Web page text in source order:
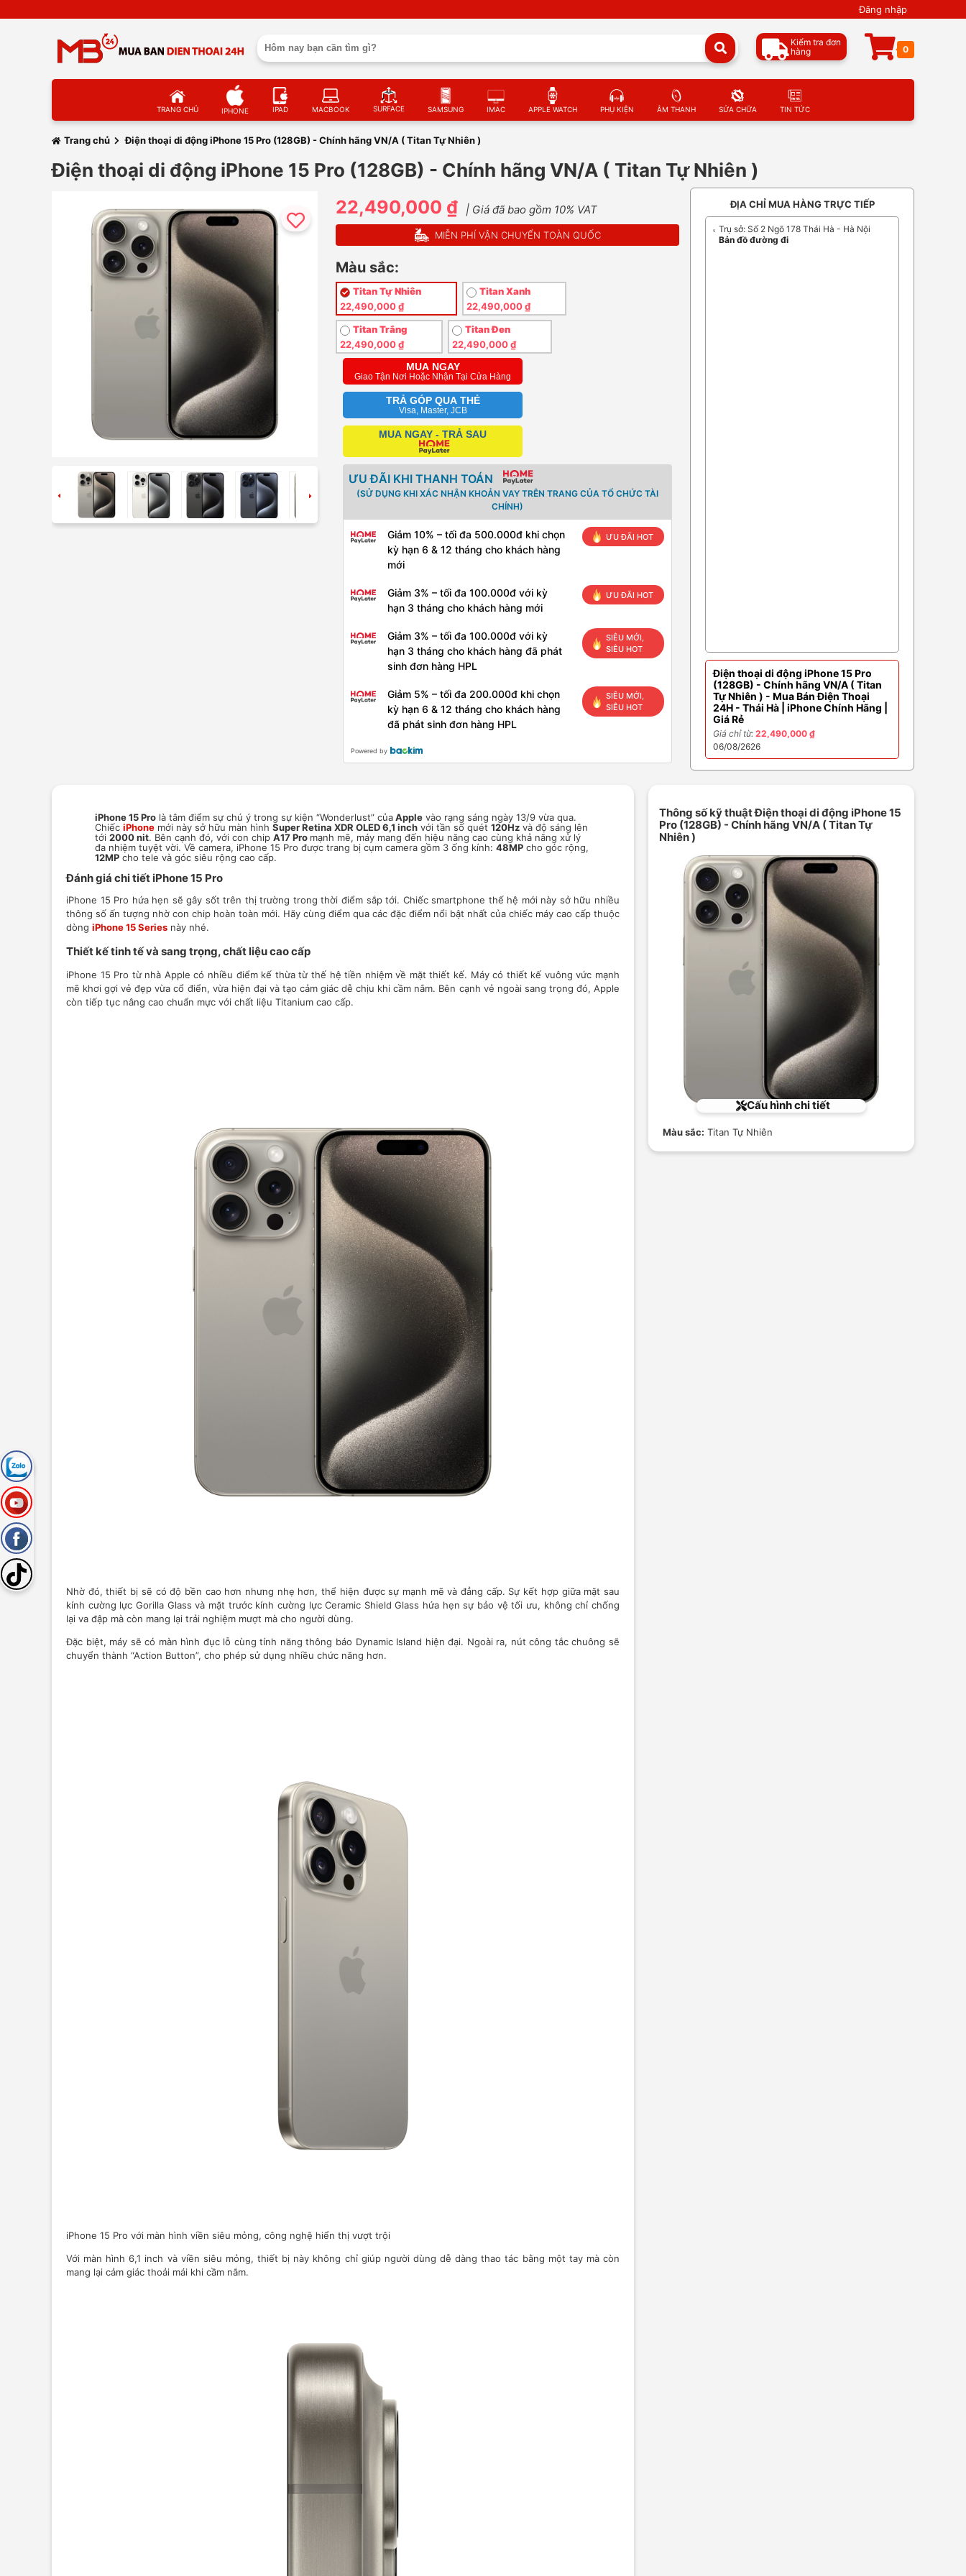
Đăng nhập
Kiểm tra đơn
hàng
0
TRANG CHỦ IPHONE IPAD MACBOOK SURFACE SAMSUNG IMAC APPLE WATCH PHỤ KIỆN ÂM THANH SỬA CHỮA TIN TỨC
Trang chủ Điện thoại di động iPhone 15 Pro (128GB) - Chính hãng VN/A ( Titan Tự Nhiên )
Điện thoại di động iPhone 15 Pro (128GB) - Chính hãng VN/A ( Titan Tự Nhiên )
22,490,000 ₫ | Giá đã bao gồm 10% VAT
MIỄN PHÍ VẬN CHUYỂN TOÀN QUỐC
Màu sắc:
Titan Tự Nhiên
22,490,000 ₫
Titan Xanh
22,490,000 ₫
Titan Trắng
22,490,000 ₫
Titan Đen
22,490,000 ₫
MUA NGAY
Giao Tận Nơi Hoặc Nhận Tại Cửa Hàng
TRẢ GÓP QUA THẺ
Visa, Master, JCB
MUA NGAY - TRẢ SAU
ƯU ĐÃI KHI THANH TOÁN
(SỬ DỤNG KHI XÁC NHẬN KHOẢN VAY TRÊN TRANG CỦA TỔ CHỨC TÀI
CHÍNH)
Giảm 10% – tối đa 500.000đ khi chọn
kỳ hạn 6 & 12 tháng cho khách hàng
mới
ƯU ĐÃI HOT
Giảm 3% – tối đa 100.000đ với kỳ
hạn 3 tháng cho khách hàng mới
ƯU ĐÃI HOT
Giảm 3% – tối đa 100.000đ với kỳ
hạn 3 tháng cho khách hàng đã phát
sinh đơn hàng HPL
SIÊU MỚI,
SIÊU HOT
Giảm 5% – tối đa 200.000đ khi chọn
kỳ hạn 6 & 12 tháng cho khách hàng
đã phát sinh đơn hàng HPL
SIÊU MỚI,
SIÊU HOT
Powered by
ĐỊA CHỈ MUA HÀNG TRỰC TIẾP
Trụ sở: Số 2 Ngõ 178 Thái Hà - Hà Nội
Bản đồ đường đi
Điện thoại di động iPhone 15 Pro
(128GB) - Chính hãng VN/A ( Titan
Tự Nhiên ) - Mua Bán Điện Thoại
24H - Thái Hà | iPhone Chính Hãng |
Giá Rẻ
Giá chỉ từ: 22,490,000 ₫
06/08/2626
iPhone 15 Pro là tâm điểm sự chú ý trong sự kiện “Wonderlust” củaApple vào rạng sáng ngày 13/9 vừa qua.
Chiếc iPhone mới này sở hữu màn hình Super Retina XDR OLED 6,1 inch với tần số quét 120Hz và độ sáng lên
tới 2000 nit. Bên cạnh đó, với con chip A17 Pro mạnh mẽ, máy mang đến hiệu năng cao cùng khả năng xử lý
đa nhiệm tuyệt vời. Về camera, iPhone 15 Pro được trang bị cụm camera gồm 3 ống kính: 48MP cho góc rộng,
12MP cho tele và góc siêu rộng cao cấp.
Đánh giá chi tiết iPhone 15 Pro
iPhone 15 Pro hứa hẹn sẽ gây sốt trên thị trường trong thời điểm sắp tới. Chiếc smartphone thế hệ mới này sở hữu nhiều
thông số ấn tượng nhờ con chip hoàn toàn mới. Hãy cùng điểm qua các đặc điểm nổi bật nhất của chiếc máy cao cấp thuộc
dòng iPhone 15 Series này nhé.
Thiết kế tinh tế và sang trọng, chất liệu cao cấp
iPhone 15 Pro từ nhà Apple có nhiều điểm kế thừa từ thế hệ tiền nhiệm về mặt thiết kế. Máy có thiết kế vuông vức mạnh
mẽ khơi gợi vẻ đẹp vừa cổ điển, vừa hiện đại và tạo cảm giác dễ chịu khi cầm nắm. Bên cạnh vẻ ngoài sang trọng đó, Apple
còn tiếp tục nâng cao chuẩn mực với chất liệu Titanium cao cấp.
Nhờ đó, thiết bị sẽ có độ bền cao hơn nhưng nhẹ hơn, thể hiện được sự mạnh mẽ và đẳng cấp. Sự kết hợp giữa mặt sau
kính cường lực Gorilla Glass và mặt trước kính cường lực Ceramic Shield Glass hứa hẹn sự bảo vệ tối ưu, không chỉ chống
lại va đập mà còn mang lại trải nghiệm mượt mà cho người dùng.
Đặc biệt, máy sẽ có màn hình đục lỗ cùng tính năng thông báo Dynamic Island hiện đại. Ngoài ra, nút công tắc chuông sẽ
chuyển thành “Action Button”, cho phép sử dụng nhiều chức năng hơn.
iPhone 15 Pro với màn hình viền siêu mỏng, công nghệ hiển thị vượt trội
Với màn hình 6,1 inch và viền siêu mỏng, thiết bị này không chỉ giúp người dùng dễ dàng thao tác bằng một tay mà còn
mang lại cảm giác thoải mái khi cầm nắm.
Thông số kỹ thuật Điện thoại di động iPhone 15
Pro (128GB) - Chính hãng VN/A ( Titan Tự
Nhiên )
Cấu hình chi tiết
Màu sắc: Titan Tự Nhiên